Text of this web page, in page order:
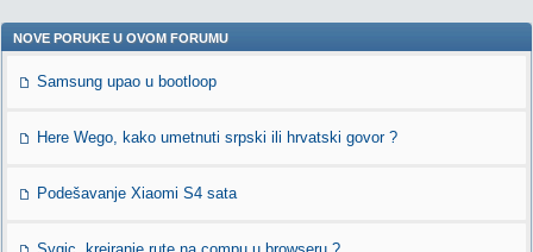
NOVE PORUKE U OVOM FORUMU
Samsung upao u bootloop
Here Wego, kako umetnuti srpski ili hrvatski govor ?
Podešavanje Xiaomi S4 sata